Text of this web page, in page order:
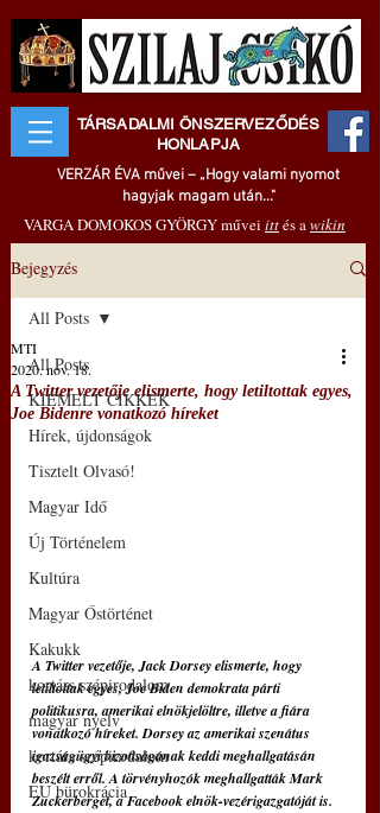
TÁRSADALMI ÖNSZERVEZŐDÉS
HONLAPJA
VERZÁR ÉVA művei – „Hogy valami nyomot
hagyjak magam után..."
VARGA DOMOKOS GYÖRGY művei ittés awikin
Bejegyzés
All Posts
KIEMELT CIKKEK
Hírek, újdonságok
Tisztelt Olvasó!
Magyar Idő
Új Történelem
Kultúra
Magyar Őstörténet
Kakukk
kortárs szépirodalom
magyar nyelv
kortárs szépirodalom
EU bürokrácia
All Posts
A Twitter vezetője elismerte, hogy letiltottak egyes,
Joe Bidenre vonatkozó híreket
MTI
2020. nov. 18.
A Twitter vezetője, Jack Dorsey elismerte, hogy
letiltottak egyes, Joe Biden demokrata párti
politikusra, amerikai elnökjelöltre, illetve a fiára
vonatkozó híreket. Dorsey az amerikai szenátus
igazságügyi bizottságának keddi meghallgatásán
beszélt erről. A törvényhozók meghallgatták Mark
Zuckerberget, a Facebook elnök-vezérigazgatóját is.